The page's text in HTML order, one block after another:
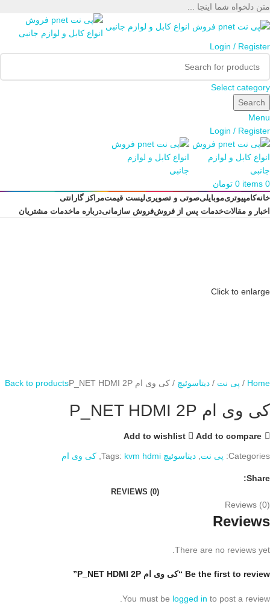
متن دلخواه شما اینجا ...
Login / Register
Select category
Search
Menu
Login / Register
0
items
0 تومان
خانهکامپیوتریموبایلیصوتی و تصویریلیست قیمتمراکز گارانتی
اخبار و مقالاتخدمات پس از فروشفروش سازمانیدرباره ماخدمات مشتریان
Click to enlarge
Home پی نت دیتاسوئیچ کی وی ام P_NET HDMI 2P Back to products
کی وی ام P_NET HDMI 2P
Add to compare
Add to wishlist
Categories: پی نت, دیتاسوئیچ Tags: kvm hdmi
, کی وی ام
Share:
REVIEWS (0)
Reviews (0)
Reviews
There are no reviews yet.
Be the first to review “کی وی ام P_NET HDMI 2P”
You must be logged in to post a review.